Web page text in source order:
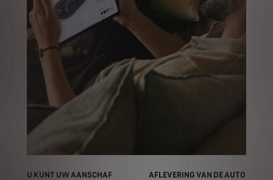
U KUNT UW AANSCHAF
AFLEVERING VAN DE AUTO